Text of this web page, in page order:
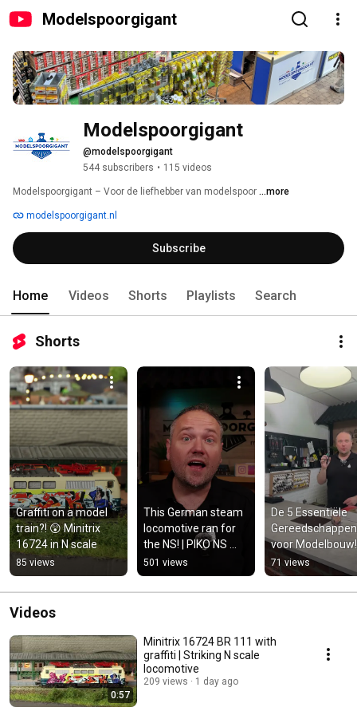
Modelspoorgigant
Modelspoorgigant
@modelspoorgigant
544 subscribers • 115 videos
Modelspoorgigant – Voor de liefhebber van modelspoor ...more
modelspoorgigant.nl
Subscribe
Home Videos Shorts Playlists Search
Shorts
Graffiti on a model
train?! 😲 Minitrix
16724 in N scale
85 views
This German steam
locomotive ran for
the NS! | PIKO NS
7501
501 views
De 5 Essentiële
Gereedschappen
voor Modelbouw!
71 views
Videos
0:57
Minitrix 16724 BR 111 with
graffiti | Striking N scale
locomotive
209 views 1 day ago